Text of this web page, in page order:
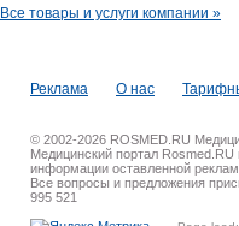
Все товары и услуги компании »
Реклама О нас
© 2002-2026 ROSMED.RU
Медицинский портал Rosmed.RU
информации оставленной
Все вопросы и предложения
995 521